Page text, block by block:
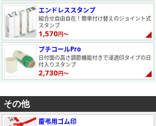
エンドレススタンプ
組合せ自由自在！簡単付け替えのジョイント式
スタンプ
1,570円～
プチコールPro
日付面の高さ調節機能付きで浸透印タイプの日
付入りスタンプ
2,730円～
その他
慶弔用ゴム印